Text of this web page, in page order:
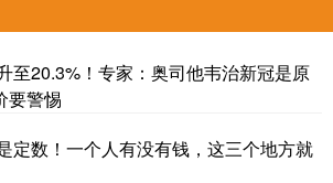
至20.3%！专家：奥司他韦治新冠是原
要警惕
定数！一个人有没有钱，这三个地方就